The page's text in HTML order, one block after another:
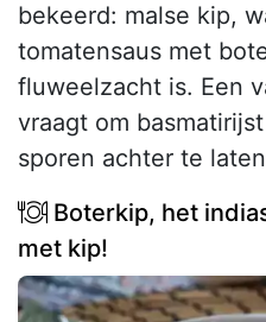
bekeerd: malse kip,
tomatensaus met
fluweelzacht is. Een
vraagt om
sporen achter te
Boterkip, het
met kip!